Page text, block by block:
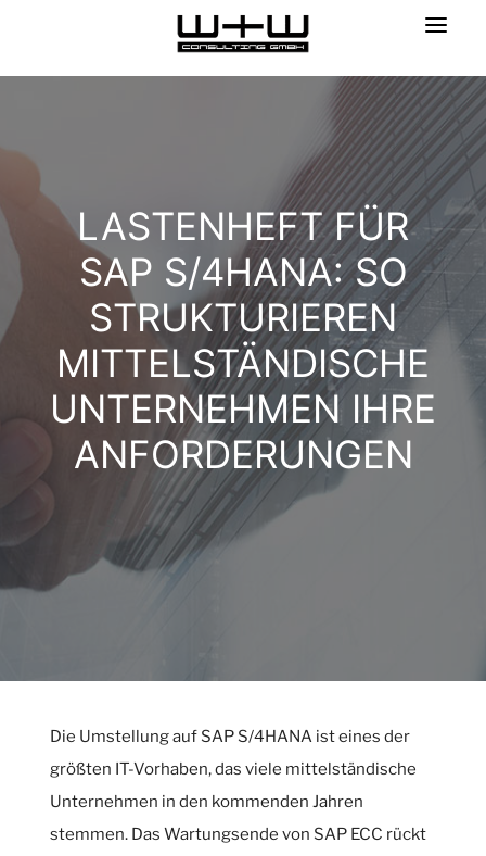
LASTENHEFT FÜR
SAP S/4HANA: SO
STRUKTURIEREN
MITTELSTÄNDISCHE
UNTERNEHMEN IHRE
ANFORDERUNGEN
Die Umstellung auf SAP S/4HANA ist eines der
größten IT-Vorhaben, das viele mittelständische
Unternehmen in den kommenden Jahren
stemmen. Das Wartungsende von SAP ECC rückt